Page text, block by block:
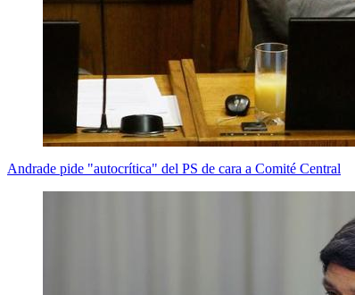
Andrade pide "autocrítica" del PS de cara a Comité Central